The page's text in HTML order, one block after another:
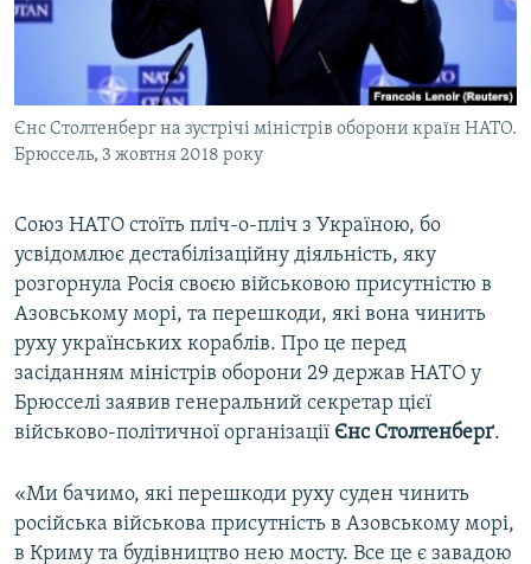
ВІДЕОУРОКИ «ELIFBE»
СВІДЧЕННЯ ОКУПАЦІЇ
УКРАЇНСЬКА ПРОБЛЕМА КРИМУ
ІНФОГРАФІКА
Русский
Qırımtatar
ДОЛУЧАЙСЯ!
Усі сайти RFE/RL
Єнс Столтенберг на зустрічі міністрів оборони країн НАТО.
Брюссель, 3 жовтня 2018 року
Союз НАТО стоїть пліч-о-пліч з Україною, бо
усвідомлює дестабілізаційну діяльність, яку
розгорнула Росія своєю військовою присутністю в
Азовському морі, та перешкоди, які вона чинить
руху українських кораблів. Про це перед
засіданням міністрів оборони 29 держав НАТО у
Брюсселі заявив генеральний секретар цієї
військово-політичної організації Єнс Столтенберґ.
«Ми бачимо, які перешкоди руху суден чинить
російська військова присутність в Азовському морі,
в Криму та будівництво нею мосту. Все це є завадою